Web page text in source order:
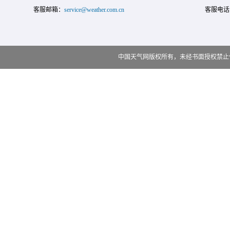
客服邮箱： service@weather.com.cn 客服电
中国天气网版权所有，未经书面授权